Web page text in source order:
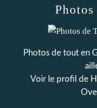
Photos de tout en
Voir le profil de